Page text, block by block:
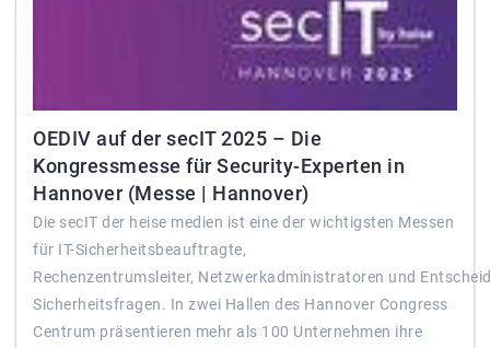
OEDIV auf der secIT 2025 – Die
Kongressmesse für Security-Experten in
Hannover (Messe | Hannover)
Die secIT der heise medien ist eine der wichtigsten Messen
für IT-Sicherheitsbeauftragte,
Rechenzentrumsleiter, Netzwerkadministratoren und
Sicherheitsfragen. In zwei Hallen des Hannover Congress
Centrum präsentieren mehr als 100 Unternehmen ihre